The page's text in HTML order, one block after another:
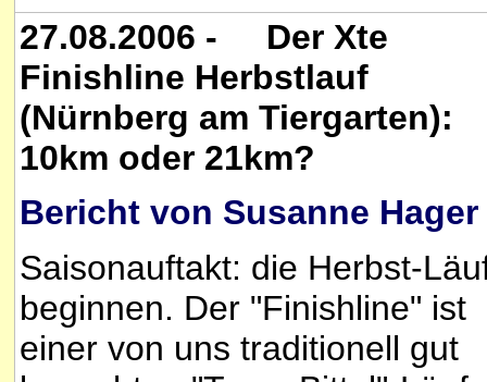
27.08.2006 - Der Xte
Finishline Herbstlauf
(Nürnberg am Tiergarten):
10km oder 21km?
Bericht von Susanne Hager
Saisonauftakt: die Herbst-
beginnen. Der "Finishline" ist
einer von uns traditionell gut